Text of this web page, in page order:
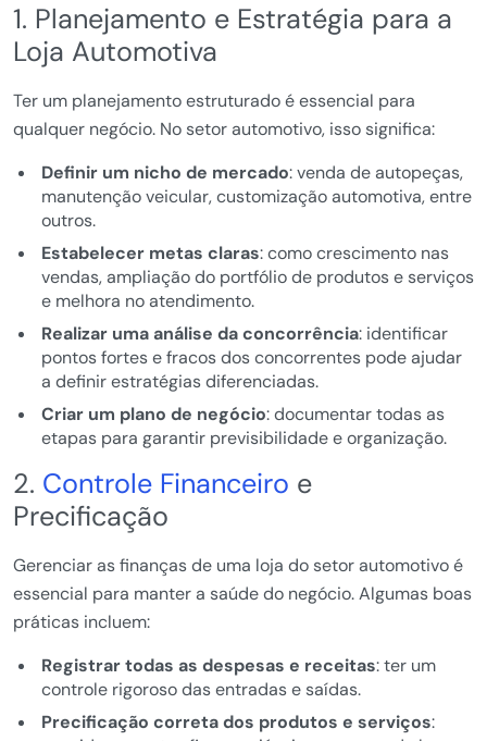
1. Planejamento e Estratégia para a
Loja Automotiva
Ter um planejamento estruturado é essencial para
qualquer negócio. No setor automotivo, isso significa:
Definir um nicho de mercado: venda de autopeças,
manutenção veicular, customização automotiva, entre
outros.
Estabelecer metas claras: como crescimento nas
vendas, ampliação do portfólio de produtos e serviços
e melhora no atendimento.
Realizar uma análise da concorrência: identificar
pontos fortes e fracos dos concorrentes pode ajudar
a definir estratégias diferenciadas.
Criar um plano de negócio: documentar todas as
etapas para garantir previsibilidade e organização.
2. Controle Financeiro e
Precificação
Gerenciar as finanças de uma loja do setor automotivo é
essencial para manter a saúde do negócio. Algumas boas
práticas incluem:
Registrar todas as despesas e receitas: ter um
controle rigoroso das entradas e saídas.
Precificação correta dos produtos e serviços: